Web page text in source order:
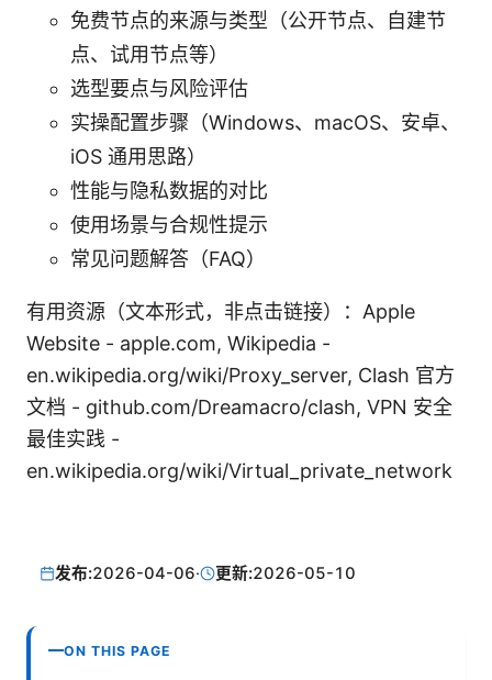
免费节点的来源与类型（公开节点、自建节
点、试用节点等）
选型要点与风险评估
实操配置步骤（Windows、macOS、安卓、
iOS 通用思路）
性能与隐私数据的对比
使用场景与合规性提示
常见问题解答（FAQ）
有用资源（文本形式，非点击链接）：Apple
Website - apple.com, Wikipedia -
en.wikipedia.org/wiki/Proxy_server, Clash 官方
文档 - github.com/Dreamacro/clash, VPN 安全
最佳实践 -
en.wikipedia.org/wiki/Virtual_private_network
发布:2026-04-06· 更新:2026-05-10
ON THIS PAGE